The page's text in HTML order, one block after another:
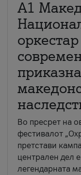
А1
Во пресрет на
фестивалот
претстави
централен дел
легендарната